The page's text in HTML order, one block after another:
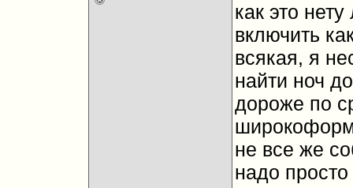
как это
включить
всякая, я
найти ноч
дороже по
не все же
надо просто